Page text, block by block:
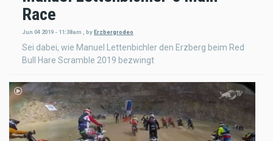
Race
Jun 04 2019 - 11:38am , by Erzbergrodeo
Sei dabei, wie Manuel Lettenbichler den Erzberg beim Red
Bull Hare Scramble 2019 bezwingt